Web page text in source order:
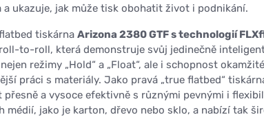
a ukazuje, jak může tisk obohatit život i podnikání.
tiskárna Arizona 2380 GTF s technologií
to-roll, která demonstruje svůj jedinečně
režimy „Hold“ a „Float“, ale i schopnost
práci s materiály. Jako pravá „true flatbed“
přesně a vysoce efektivně s různými pevnými i
médií, jako je karton, dřevo nebo sklo, a nabízí tak